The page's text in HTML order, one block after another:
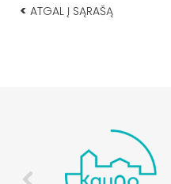
< ATGAL Į SĄRAŠĄ